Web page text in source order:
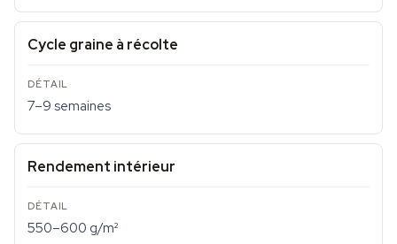
Cycle graine à récolte
7–9 semaines
Rendement intérieur
550–600 g/m²